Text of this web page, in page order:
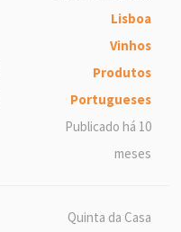
Lisboa
Vinhos
Produtos
Portugueses
Publicado há 10
meses
Quinta da Casa